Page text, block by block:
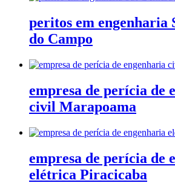
peritos em engenharia
do Campo
empresa de perícia de
civil Marapoama
empresa de perícia de
elétrica Piracicaba